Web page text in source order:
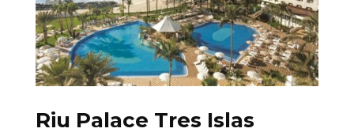
Riu Palace Tres Islas